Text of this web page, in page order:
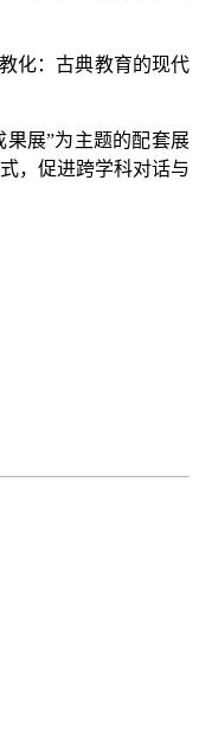
化：古典教育的现代
展”为主题的配套展
，促进跨学科对话与